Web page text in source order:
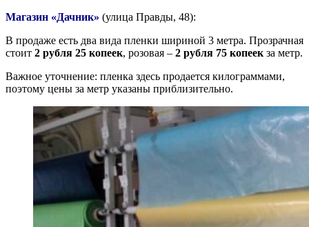
Магазин «Дачник» (улица Правды, 48):
В продаже есть два вида пленки шириной 3 метра. Прозрачная
стоит 2 рубля 25 копеек, розовая – 2 рубля 75 копеек за метр.
Важное уточнение: пленка здесь продается килограммами,
поэтому цены за метр указаны приблизительно.